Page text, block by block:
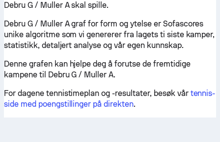
Debru G / Muller A skal spille.
Debru G / Muller A graf for form og ytelse er Sofascores
unike algoritme som vi genererer fra lagets ti siste kamper,
statistikk, detaljert analyse og vår egen kunnskap.
Denne grafen kan hjelpe deg å forutse de fremtidige
kampene til Debru G / Muller A.
For dagene tennistimeplan og -resultater, besøk vår tennis-
side med poengstillinger på direkten.